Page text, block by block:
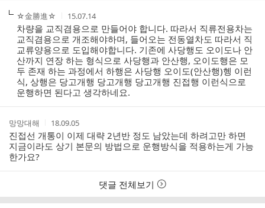
작
성
자
☆金勝進☆
작
성
시
간
15.07.14
차량을 교직겸용으로 만들어야 합니다. 따라서 직류전용차는
교직겸용으로 개조해야하며, 들어오는 전동열차도 따라서 직
교류양용으로 도입해야합니다. 기존에 사당행도 오이도나 안
산까지 연장 하는 형식으로 사당행과 안산행, 오이도행은 모
두 존재 하는 과정에서 하행은 사당행 오이도(안산행)헹 이런
식, 상행은 당고개행 당고개행 당고개행 진접행 이런식으로
운행하면 된다고 생각하네요.
작
성
자
망망대해
작
성
시
간
18.09.05
진접선 개통이 이제 대략 2년반 정도 남았는데 하려고만 하면
지금이라도 상기 본문의 방법으로 운행방식을 적용하는게 가능
한가요?
댓글 전체보기